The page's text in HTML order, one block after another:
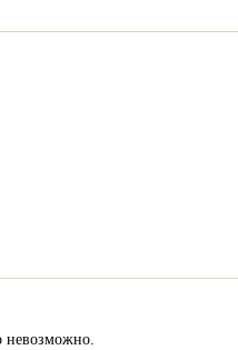
невозможно.